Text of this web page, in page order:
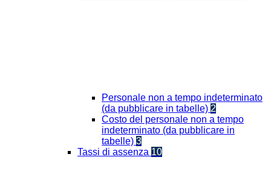
Personale non a tempo indeterminato
(da pubblicare in tabelle) 2
Costo del personale non a tempo
indeterminato (da pubblicare in
tabelle) 3
Tassi di assenza 10